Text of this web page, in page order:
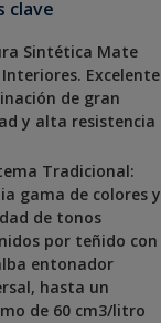
clave
Sintética Mate
Excelente
de gran
y alta resistencia
Tradicional:
gama de colores y
de tonos
por teñido con
entonador
hasta un
de 60 cm3/litro